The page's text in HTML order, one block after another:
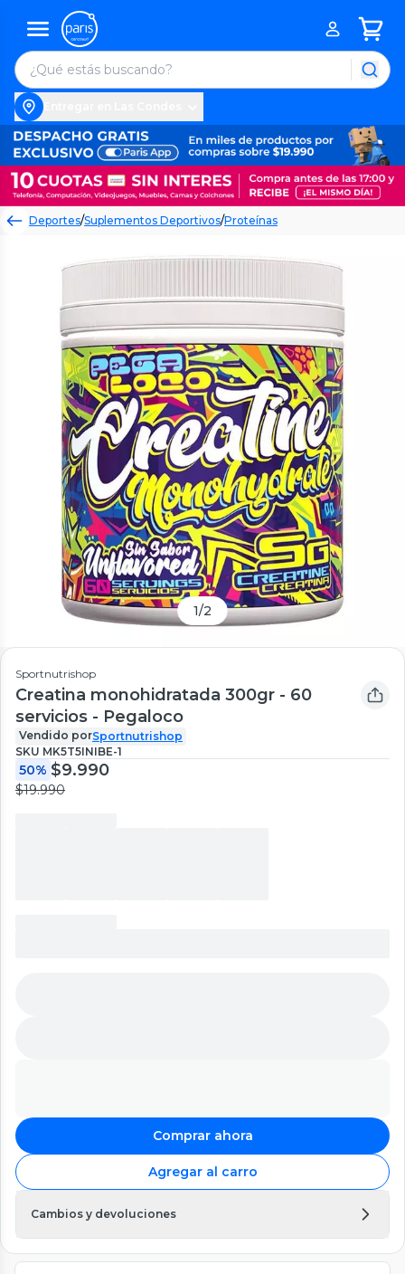
Deportes/Suplementos Deportivos/Proteínas
1/2
Sportnutrishop
Creatina monohidratada 300gr - 60
servicios - Pegaloco
Vendido porSportnutrishop
SKU MK5T5INIBE-1
50% $9.990
$19.990
Comprar ahora
Agregar al carro
Cambios y devoluciones